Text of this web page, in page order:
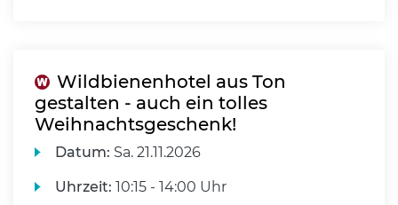
Wildbienenhotel aus Ton
gestalten - auch ein tolles
Weihnachtsgeschenk!
Datum: Sa. 21.11.2026
Uhrzeit: 10:15 - 14:00 Uhr